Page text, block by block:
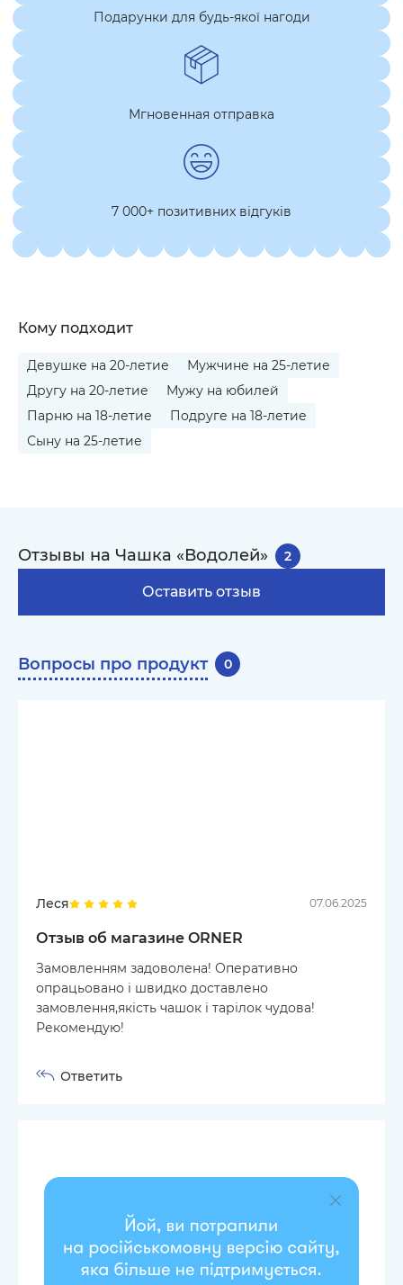
Подарунки для будь-якої нагоди
Мгновенная отправка
7 000+ позитивних відгуків
Кому подходит
Девушке на 20-летие
Мужчине на 25-летие
Другу на 20-летие
Мужу на юбилей
Парню на 18-летие
Подруге на 18-летие
Сыну на 25-летие
Отзывы на Чашка «Водолей» 2
Оставить отзыв
Вопросы про продукт 0
Леся 07.06.2025
Отзыв об магазине ORNER
Замовленням задоволена! Оперативно
опрацьовано і швидко доставлено
замовлення,якість чашок і тарілок чудова!
Рекомендую!
Ответить